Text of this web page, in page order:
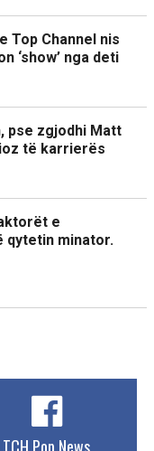
Top Channel nis
‘show’ nga deti
pse zgjodhi Matt
të karrierës
e
qytetin minator.